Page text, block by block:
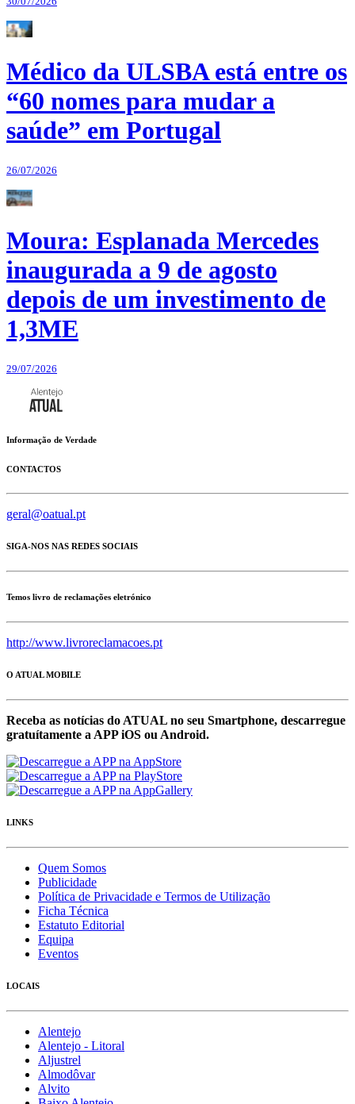
Médico da ULSBA está entre os
“60 nomes para mudar a
saúde” em Portugal
26/07/2026
Moura: Esplanada Mercedes
inaugurada a 9 de agosto
depois de um investimento de
1,3ME
29/07/2026
Informação de Verdade
CONTACTOS
geral@oatual.pt
SIGA-NOS NAS REDES SOCIAIS
Temos livro de reclamações eletrónico
http://www.livroreclamacoes.pt
O ATUAL MOBILE
Receba as notícias do ATUAL no seu Smartphone, descarregue
gratuítamente a APP iOS ou Android.
LINKS
Quem Somos
Publicidade
Política de Privacidade e Termos de Utilização
Ficha Técnica
Estatuto Editorial
Equipa
Eventos
LOCAIS
Alentejo
Alentejo - Litoral
Aljustrel
Almodôvar
Alvito